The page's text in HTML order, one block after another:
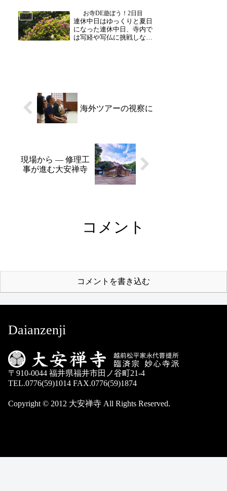
す。古くから伝わる「般若
経」を出し、出席人数や昨
年の様子を確認しながら準
備を...
日誌 お寺DE遊ぼう！2日目
連休中日はゆっくりと夏日
になった連休中日、寺内で
は写経や写仏に挑戦しなが
を進める静かな時間を過...
海外ツアーの視察に
現場から ― 修理工
事が進む大安禅寺
コメント
コメントを書き込む
Daianzenji
〒910-0044 福井県福井市田ノ谷町21-4
TEL.0776(59)1014 FAX.0776(59)1874
Copyright © 2012 大安禅寺 All Rights Reserved.